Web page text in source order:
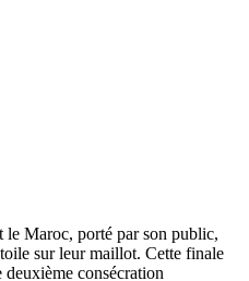
le Maroc, porté par son public,
sur leur maillot. Cette finale
deuxième consécration